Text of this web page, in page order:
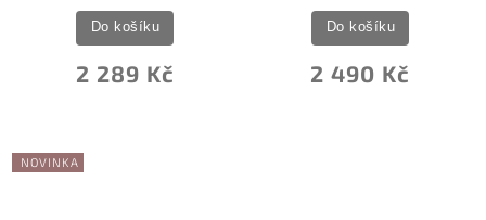
2 289 Kč
Do košíku
2 490 Kč
Do košíku
NOVINKA